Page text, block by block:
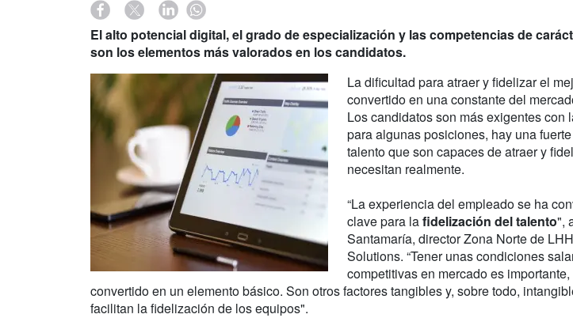
El alto potencial digital, el grado de especialización y las competencias de
son los elementos más valorados en los candidatos.
La dificultad para atraer y fidelizar el
convertido en una constante del
Los candidatos son más exigentes con
para algunas posiciones, hay una
talento que son capaces de atraer y
necesitan realmente.
“La experiencia del empleado se ha
clave para lafidelización del talento",
Santamaría, director Zona Norte de
Solutions. “Tener unas condiciones
competitivas en mercado es
convertido en un elemento básico. Son otros factores tangibles y, sobre todo,
facilitan la fidelización de los equipos".